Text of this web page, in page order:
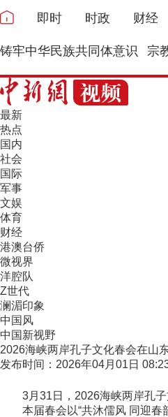
即时 时政 财经
铸牢中华民族共同体意识 宗
最新
热点
国内
社会
国际
军事
文娱
体育
财经
港澳台侨
微视界
洋腔队
Z世代
澜湄印象
中国风
中国新视野
2026海峡两岸孔子文化春会在山
发布时间：2026年04月01日
3月31日，2026海峡两岸孔子
本届春会以“共沐儒风 同迎春韶